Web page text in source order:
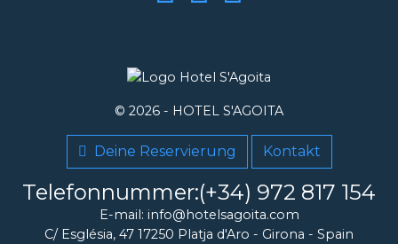
© 2026 - HOTEL S'AGOITA
Deine Reservierung Kontakt
Telefonnummer:(+34) 972 817 154
E-mail: info@hotelsagoita.com
C/ Església, 47 17250 Platja d'Aro - Girona - Spain